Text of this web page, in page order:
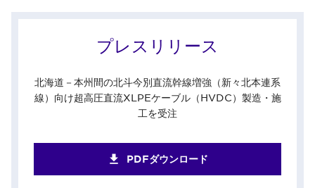
プレスリリース
北海道－本州間の北斗今別直流幹線増強（新々北本連系
線）向け超高圧直流XLPEケーブル（HVDC）製造・施
工を受注
PDFダウンロード